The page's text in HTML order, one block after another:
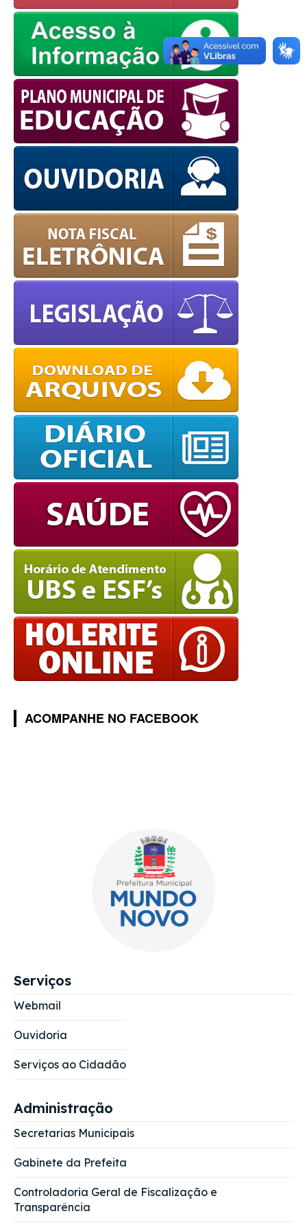
European Commission |
Cookies Policy
WPCookiePro
ACOMPANHE NO FACEBOOK
Serviços
Webmail
Ouvidoria
Serviços ao Cidadão
Administração
Secretarias Municipais
Gabinete da Prefeita
Controladoria Geral de Fiscalização e
Transparência